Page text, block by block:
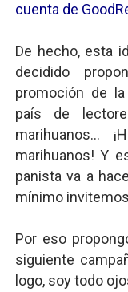
cuenta de
De hecho, esta
decidido
promoción de
país de
marihuanos...
marihuanos! Y
panista va a
mínimo
Por eso
siguiente
logo, soy todo